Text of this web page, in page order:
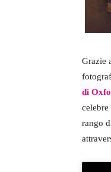
Grazie
di
rango